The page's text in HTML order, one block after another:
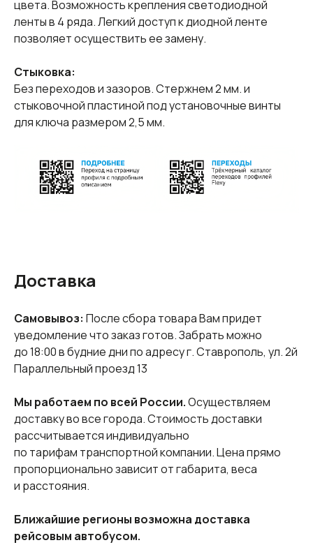
цвета. Возможность крепления светодиодной
ленты в 4 ряда. Легкий доступ к диодной ленте
позволяет осуществить ее замену.
Стыковка:
Без переходов и зазоров. Стержнем 2 мм. и
стыковочной пластиной под установочные винты
для ключа размером 2,5 мм.
Доставка
Самовывоз: После сбора товара Вам придет
уведомление что заказ готов. Забрать можно
до 18:00 в будние дни по адресу г. Ставрополь, ул. 2й
Параллельный проезд 13
Мы работаем по всей России.Осуществляем
доставку во все города. Стоимость доставки
рассчитывается индивидуально
по тарифам транспортной компании. Цена прямо
пропорционально зависит от габарита, веса
и расстояния.
Ближайшие регионы возможна доставка
рейсовым автобусом.